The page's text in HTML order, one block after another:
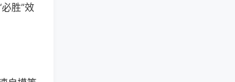
胜”效